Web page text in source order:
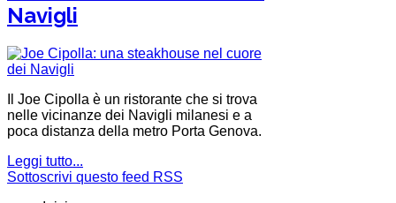
Navigli
Il Joe Cipolla è un ristorante che si trova
nelle vicinanze dei Navigli milanesi e a
poca distanza della metro Porta Genova.
Leggi tutto...
Sottoscrivi questo feed RSS